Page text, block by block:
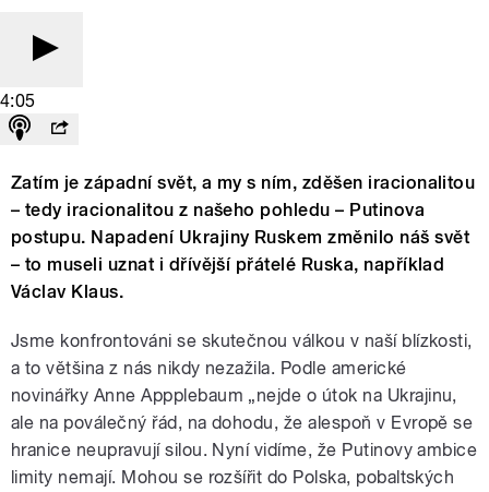
4:05
Zatím je západní svět, a my s ním, zděšen iracionalitou
– tedy iracionalitou z našeho pohledu – Putinova
postupu. Napadení Ukrajiny Ruskem změnilo náš svět
– to museli uznat i dřívější přátelé Ruska, například
Václav Klaus.
Jsme konfrontováni se skutečnou válkou v naší blízkosti,
a to většina z nás nikdy nezažila. Podle americké
novinářky Anne Appplebaum „nejde o útok na Ukrajinu,
ale na poválečný řád, na dohodu, že alespoň v Evropě se
hranice neupravují silou. Nyní vidíme, že Putinovy ambice
limity nemají. Mohou se rozšířit do Polska, pobaltských